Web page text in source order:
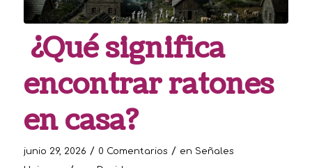
¿Qué significa
encontrar ratones
en casa?
junio 29, 2026 / 0 Comentarios / en Señales